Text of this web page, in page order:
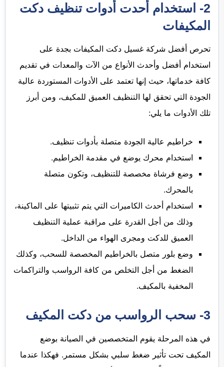
2- استخدام أحدت أدوات تنظيف دكت
المكيفات
تحرص أفضل شركة غسيل دكت المكيفات بجدة على
استخدام أفضل وأحدث الأنواع من الآت والمعدات في تقديم
كافة خدماتها، حيث إنها تعتمد على الأدوات المستوردة عالية
الجودة التي تحقق لها التنظيف العميق للمكيف، ومن أبرز
تلك الأدوات ما يلي:
خراطيم عالية الجودة متصلة بأدوات تنظيف.
استخدام محرك يوضع في مقدمة الخراطيم.
وضع فرشاة مخصصة للتنظيف، وتكون متصلة
بالمحرك.
استخدام أحدث الكاميرات التي يتم تثبيتها على الماكينة،
وذلك من أجل القدرة على مراقبة عملية التنظيف
العميق للدكت ومجرى الهواء من الداخل.
وضع بلور متصل بالخراطيم المخصصة للسحب، وكذلك
الضغط من أجل التخلص من كافة الرواسب والتراكمات
المخفية بالمكيف.
3- سحب الرواسب من دكت المكيف
في هذه المرحلة يقوم المتخصصين في الصيانة بوضع
المكيف تحت تأثير ضغط سلبي بشكل مستمر. فهكذا عندما